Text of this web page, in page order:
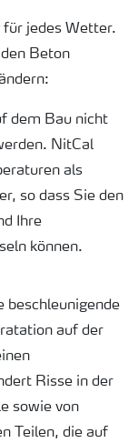
jedes Wetter.
Beton
dem Bau nicht
NitCal
als
so dass Sie den
Ihre
können.
beschleunigende
auf der
Risse in der
sowie von
Teilen, die auf